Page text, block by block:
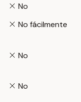
No
No fácilmente
No
No